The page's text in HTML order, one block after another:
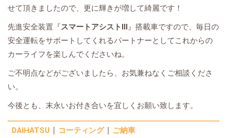
せて頂きましたので、更に輝きが増して綺麗です！
先進安全装置『スマートアシストⅢ
』搭載車ですので、毎日の
安全運転をサポートしてくれるパートナーとしてこれからの
カーライフを楽しんでくださいね。
ご不明点などがございましたら、お気兼ねなくご相談くださ
い。
今後とも、末永いお付き合いを宜しくお願い致します。
DAIHATSU コーティング ご納車